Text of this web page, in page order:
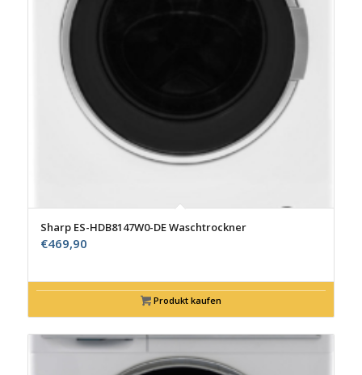
Sharp ES-HDB8147W0-DE Waschtrockner
€469,90
Produkt kaufen